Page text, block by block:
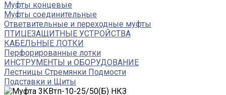
Муфты концевые
Муфты соединительные
Ответвительные и переходные муфты
ПТИЦЕЗАЩИТНЫЕ УСТРОЙСТВА
КАБЕЛЬНЫЕ ЛОТКИ
Перфорированные лотки
ИНСТРУМЕНТЫ и ОБОРУДОВАНИЕ
Лестницы Стремянки Подмости
Подставки и Щиты